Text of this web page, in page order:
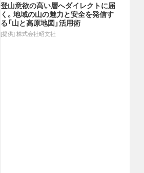
登山意欲の高い層へダイレクトに届
く。地域の山の魅力と安全を発信す
る「山と高原地図」活用術
[提供] 株式会社昭文社